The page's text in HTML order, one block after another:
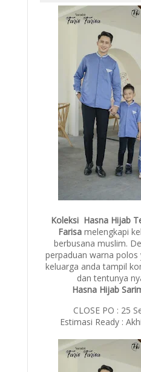
Koleksi Hasna Hijab T
Farisa melengkapi
berbusana muslim.
perpaduan warna
keluarga anda tampil
dan tentunya
Hasna Hijab
CLOSE PO : 25
Estimasi Ready :